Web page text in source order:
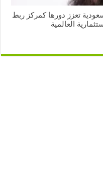
تعزز دورها كمركز ربط
العالمية